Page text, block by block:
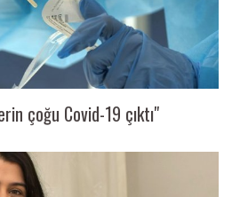
çoğu Covid-19 çıktı"